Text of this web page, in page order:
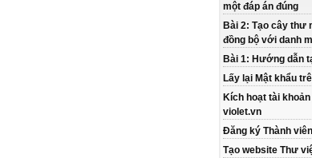
một đáp án đúng
Bài 2: Tạo cây thư
đồng bộ với danh
Bài 1: Hướng dẫn
Lấy lại Mật khẩu
Kích hoạt tài
violet.vn
Đăng ký Thành
Tạo website Thư